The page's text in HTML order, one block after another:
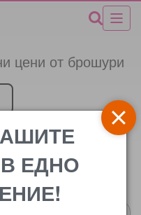
цени от брошури
ЕДНО